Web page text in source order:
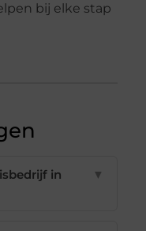
bij elke stap
in
▼